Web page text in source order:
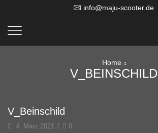
info@maju-scooter.de
Home
V_BEINSCHILD
V_Beinschild
4. März 2021 / 0